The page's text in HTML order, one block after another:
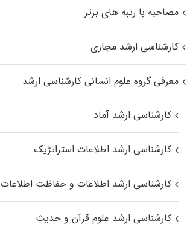
مصاحبه با رتبه های برتر
کارشناسی ارشد مجازی
معرفی گروه علوم انسانی کارشناسی ارشد
کارشناسی ارشد آماد
کارشناسی ارشد اطلاعات استراتژیک
کارشناسی ارشد اطلاعات و حفاظت اطلاعات
کارشناسی ارشد علوم قرآن و حدیث